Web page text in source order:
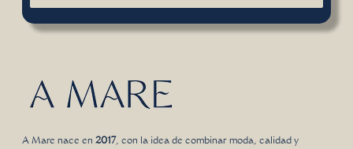
A Mare nace en2017, con la idea de combinar moda, calidad y